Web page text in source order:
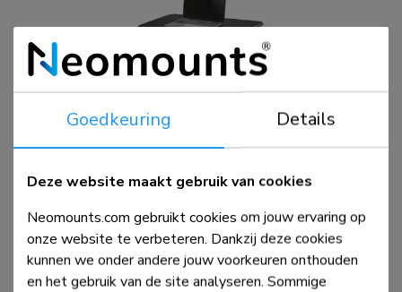
NS-WS050BLACK
Zit-stawerkplek
Vergelijk Bekijk
Goedkeuring Details
Deze website maakt gebruik van cookies
Neomounts.com gebruikt cookies om jouw ervaring op
onze website te verbeteren. Dankzij deze cookies
kunnen we onder andere jouw voorkeuren onthouden
en het gebruik van de site analyseren. Sommige